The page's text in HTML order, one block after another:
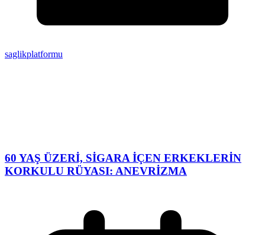
saglikplatformu
60 YAŞ ÜZERİ, SİGARA İÇEN ERKEKLERİN
KORKULU RÜYASI: ANEVRİZMA